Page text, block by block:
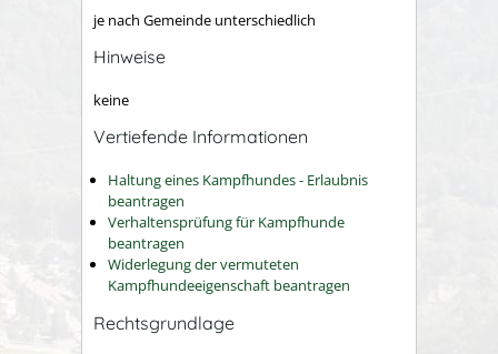
je nach Gemeinde unterschiedlich
Hinweise
keine
Vertiefende Informationen
Haltung eines Kampfhundes - Erlaubnis
beantragen
Verhaltensprüfung für Kampfhunde
beantragen
Widerlegung der vermuteten
Kampfhundeeigenschaft beantragen
Rechtsgrundlage